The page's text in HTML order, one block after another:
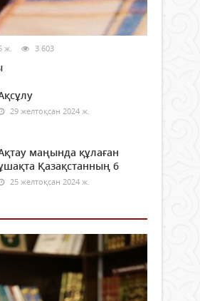
ж. 3 603
29 желтоқсан 2024 ж.
маңында құлаған
Қазақстанның 6
25 желтоқсан 2024 ж.